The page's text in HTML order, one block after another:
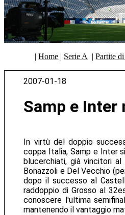
|Home | Serie A |Partite
2007-01-18
Samp e Inter
In virtù del doppio
coppa Italia, Samp e Inter
blucerchiati, già vincitori
Bonazzoli e Del Vecchio
dopo il successo al
raddoppio di Grosso al
conoscere l'ultima
mantenendo il vantaggio